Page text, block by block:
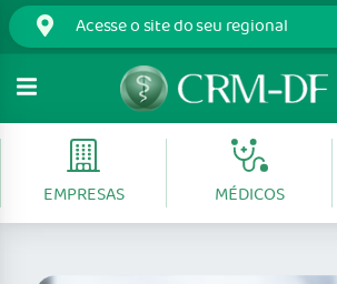
EMPRESAS MÉDICOS